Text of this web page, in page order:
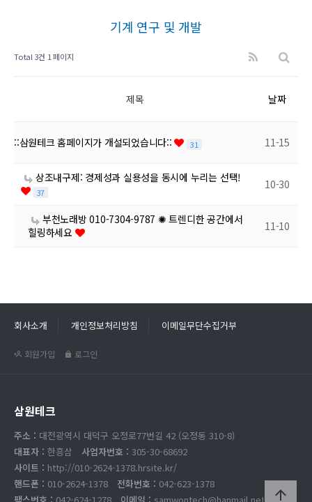
기계 연구 및 개발
Total 3건 1 페이지
제목 날짜
::삼원테크 홈페이지가 개설되었습니다:: 31 11-15
상조내구제: 경제성과 실용성을 동시에 누리는 선택!
37
10-30
부천노래방 010-7304-9787 ✺ 트렌디한 공간에서
힐링하세요
11-10
회사소개 개인정보처리방침 이메일무단수집거부
회원가입 로그인
삼원테크
주소 : 대전광역시 대덕구 오정로77번길 42 (오정동 310-8)
대표자 : 한흥삼 사업자번호 : 305-30-68692
사이트 : http://010-2624-1378.hrsite.kr/
핸드폰 : 010-2624-1378 전화번호 : 042-623-1378
arrow_upward